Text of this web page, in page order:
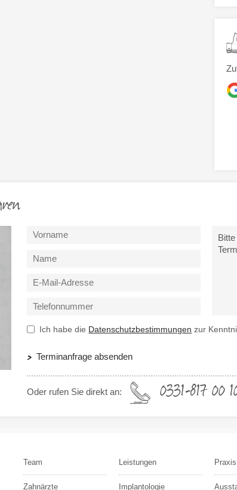
Ich habe die Datenschutzbestimmungen zur
Terminanfrage absenden
Oder rufen Sie direkt an: 0331-817 00
Team
Zahnärzte
Leistungen
Implantologie
Praxis